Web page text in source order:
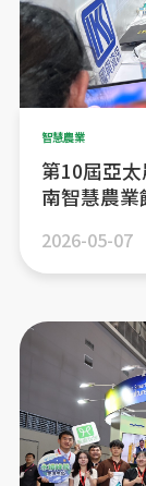
第10屆亞
南智慧農
智慧農業
2026-05-07